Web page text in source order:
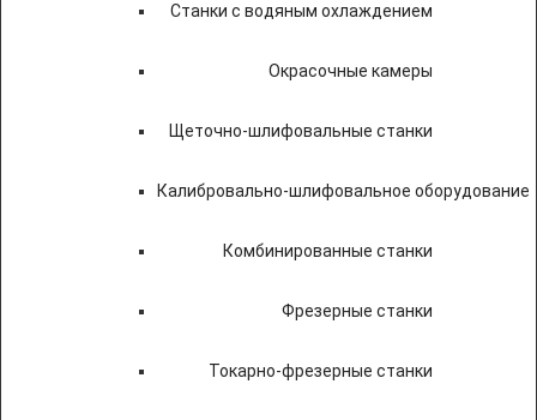
Станки с водяным охлаждением
Окрасочные камеры
Щеточно-шлифовальные станки
Калибровально-шлифовальное оборудование
Комбинированные станки
Фрезерные станки
Токарно-фрезерные станки